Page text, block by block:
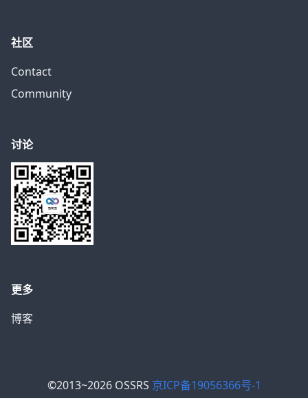
社区
Contact
Community
讨论
更多
博客
©2013~2026 OSSRS 京ICP备19056366号-1